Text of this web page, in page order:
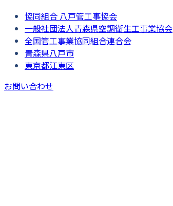
協同組合 八戸管工事協会
一般社団法人青森県空調衛生工事業協会
全国管工事業協同組合連合会
青森県八戸市
東京都江東区
お問い合わせ